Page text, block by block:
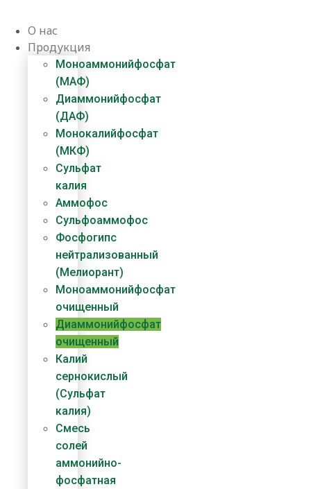
содержимому
О нас
Продукция
Моноаммонийфосфат
(МАФ)
Диаммонийфосфат
(ДАФ)
Монокалийфосфат
(МКФ)
Сульфат
калия
Аммофос
Сульфоаммофос
Фосфогипс
нейтрализованный
(Мелиорант)
Моноаммонийфосфат
очищенный
Диаммонийфосфат​
очищенный
Калий
сернокислый
(Сульфат
калия)
Смесь
солей
аммонийно-
фосфатная